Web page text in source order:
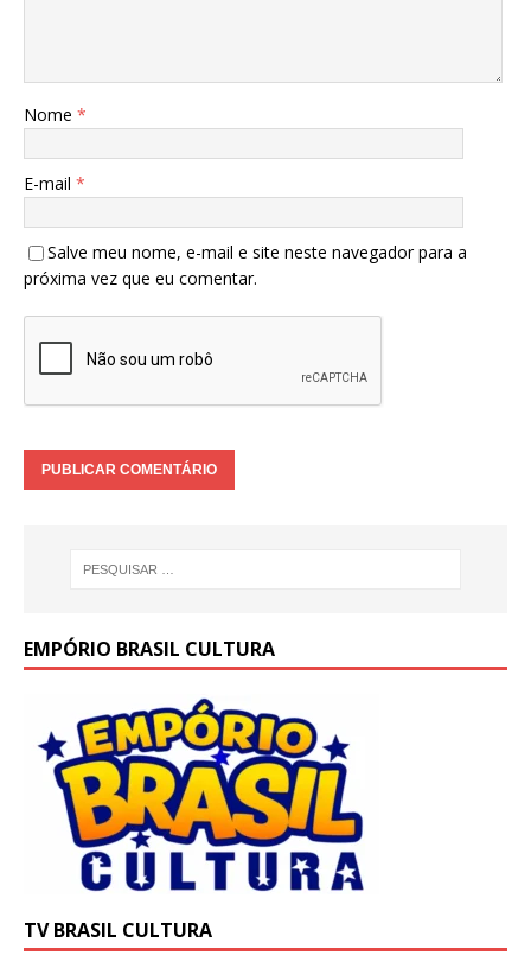
Nome *
E-mail *
Salve meu nome, e-mail e site neste navegador para a
próxima vez que eu comentar.
EMPÓRIO BRASIL CULTURA
TV BRASIL CULTURA